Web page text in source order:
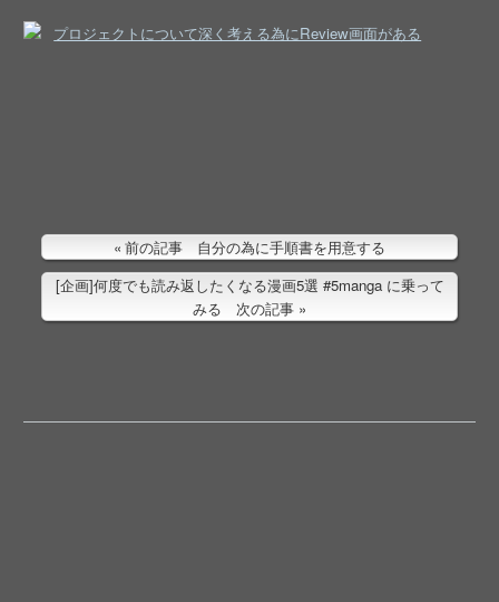
プロジェクトについて深く考える為にReview画面がある
前の記事 自分の為に手順書を用意する
[企画]何度でも読み返したくなる漫画5選 #5manga に乗って
みる 次の記事